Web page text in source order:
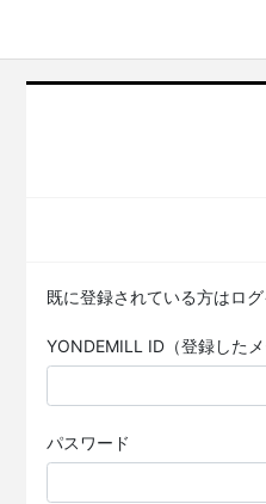
既に登録されている方はログ
YONDEMILL ID（登録したメ
パスワード